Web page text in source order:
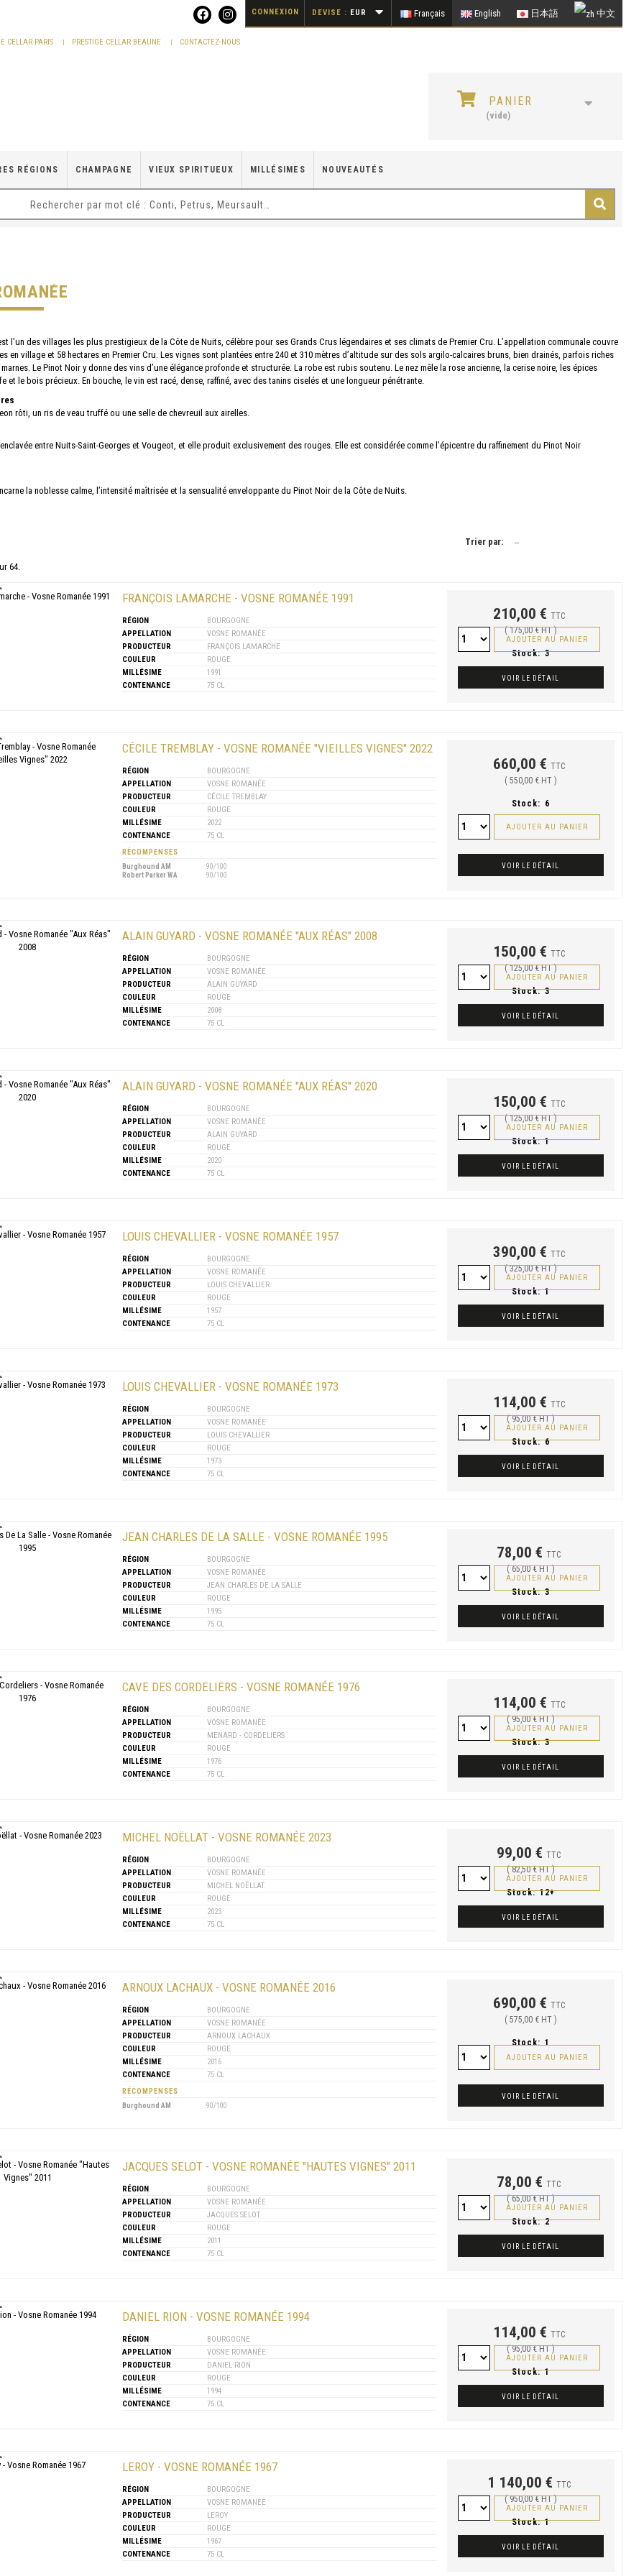
Français English 日本語 中文
DEVISE : EUR
CONNEXION
CELLAR PARIS PRESTIGE CELLAR BEAUNE CONTACTEZ-NOUS
PANIER
(vide)
RÉGIONS CHAMPAGNE VIEUX SPIRITUEUX MILLÉSIMES NOUVEAUTÉS
l’un des villages les plus prestigieux de la Côte de Nuits, célèbre pour ses Grands Crus légendaires et ses climats de Premier Cru. L’appellation communale couvre
en village et 58 hectares en Premier Cru. Les vignes sont plantées entre 240 et 310 mètres d’altitude sur des sols argilo-calcaires bruns, bien drainés, parfois riches
Le Pinot Noir y donne des vins d’une élégance profonde et structurée. La robe est rubis soutenu. Le nez mêle la rose ancienne, la cerise noire, les épices
et le bois précieux. En bouche, le vin est racé, dense, raffiné, avec des tanins ciselés et une longueur pénétrante.
rôti, un ris de veau truffé ou une selle de chevreuil aux airelles.
entre Nuits-Saint-Georges et Vougeot, et elle produit exclusivement des rouges. Elle est considérée comme l’épicentre du raffinement du Pinot Noir
la noblesse calme, l’intensité maîtrisée et la sensualité enveloppante du Pinot Noir de la Côte de Nuits.
Trier par: --
64.
FRANÇOIS LAMARCHE - VOSNE ROMANÉE 1991
RÉGION
BOURGOGNE
APPELLATION
VOSNE ROMANÉE
PRODUCTEUR
FRANÇOIS LAMARCHE
COULEUR
ROUGE
MILLÉSIME
1991
CONTENANCE
75 CL
210,00 € TTC
( 175,00 € HT )
Stock: 3
AJOUTER AU PANIER
VOIR LE DÉTAIL
CÉCILE TREMBLAY - VOSNE ROMANÉE "VIEILLES VIGNES" 2022
RÉGION
BOURGOGNE
APPELLATION
VOSNE ROMANÉE
PRODUCTEUR
CÉCILE TREMBLAY
COULEUR
ROUGE
MILLÉSIME
2022
CONTENANCE
75 CL
RÉCOMPENSES
Burghound AM
90/100
Robert Parker WA
90/100
660,00 € TTC
( 550,00 € HT )
Stock: 6
AJOUTER AU PANIER
VOIR LE DÉTAIL
ALAIN GUYARD - VOSNE ROMANÉE "AUX RÉAS" 2008
RÉGION
BOURGOGNE
APPELLATION
VOSNE ROMANÉE
PRODUCTEUR
ALAIN GUYARD
COULEUR
ROUGE
MILLÉSIME
2008
CONTENANCE
75 CL
150,00 € TTC
( 125,00 € HT )
Stock: 3
AJOUTER AU PANIER
VOIR LE DÉTAIL
ALAIN GUYARD - VOSNE ROMANÉE "AUX RÉAS" 2020
RÉGION
BOURGOGNE
APPELLATION
VOSNE ROMANÉE
PRODUCTEUR
ALAIN GUYARD
COULEUR
ROUGE
MILLÉSIME
2020
CONTENANCE
75 CL
150,00 € TTC
( 125,00 € HT )
Stock: 1
AJOUTER AU PANIER
VOIR LE DÉTAIL
LOUIS CHEVALLIER - VOSNE ROMANÉE 1957
RÉGION
BOURGOGNE
APPELLATION
VOSNE ROMANÉE
PRODUCTEUR
LOUIS CHEVALLIER
COULEUR
ROUGE
MILLÉSIME
1957
CONTENANCE
75 CL
390,00 € TTC
( 325,00 € HT )
Stock: 1
AJOUTER AU PANIER
VOIR LE DÉTAIL
LOUIS CHEVALLIER - VOSNE ROMANÉE 1973
RÉGION
BOURGOGNE
APPELLATION
VOSNE ROMANÉE
PRODUCTEUR
LOUIS CHEVALLIER
COULEUR
ROUGE
MILLÉSIME
1973
CONTENANCE
75 CL
114,00 € TTC
( 95,00 € HT )
Stock: 6
AJOUTER AU PANIER
VOIR LE DÉTAIL
JEAN CHARLES DE LA SALLE - VOSNE ROMANÉE 1995
RÉGION
BOURGOGNE
APPELLATION
VOSNE ROMANÉE
PRODUCTEUR
JEAN CHARLES DE LA SALLE
COULEUR
ROUGE
MILLÉSIME
1995
CONTENANCE
75 CL
78,00 € TTC
( 65,00 € HT )
Stock: 3
AJOUTER AU PANIER
VOIR LE DÉTAIL
CAVE DES CORDELIERS - VOSNE ROMANÉE 1976
RÉGION
BOURGOGNE
APPELLATION
VOSNE ROMANÉE
PRODUCTEUR
MENARD - CORDELIERS
COULEUR
ROUGE
MILLÉSIME
1976
CONTENANCE
75 CL
114,00 € TTC
( 95,00 € HT )
Stock: 3
AJOUTER AU PANIER
VOIR LE DÉTAIL
MICHEL NOËLLAT - VOSNE ROMANÉE 2023
RÉGION
BOURGOGNE
APPELLATION
VOSNE ROMANÉE
PRODUCTEUR
MICHEL NOËLLAT
COULEUR
ROUGE
MILLÉSIME
2023
CONTENANCE
75 CL
99,00 € TTC
( 82,50 € HT )
Stock: 12+
AJOUTER AU PANIER
VOIR LE DÉTAIL
ARNOUX LACHAUX - VOSNE ROMANÉE 2016
RÉGION
BOURGOGNE
APPELLATION
VOSNE ROMANÉE
PRODUCTEUR
ARNOUX LACHAUX
COULEUR
ROUGE
MILLÉSIME
2016
CONTENANCE
75 CL
RÉCOMPENSES
Burghound AM
90/100
690,00 € TTC
( 575,00 € HT )
Stock: 1
AJOUTER AU PANIER
VOIR LE DÉTAIL
JACQUES SELOT - VOSNE ROMANÉE "HAUTES VIGNES" 2011
RÉGION
BOURGOGNE
APPELLATION
VOSNE ROMANÉE
PRODUCTEUR
JACQUES SELOT
COULEUR
ROUGE
MILLÉSIME
2011
CONTENANCE
75 CL
78,00 € TTC
( 65,00 € HT )
Stock: 2
AJOUTER AU PANIER
VOIR LE DÉTAIL
DANIEL RION - VOSNE ROMANÉE 1994
RÉGION
BOURGOGNE
APPELLATION
VOSNE ROMANÉE
PRODUCTEUR
DANIEL RION
COULEUR
ROUGE
MILLÉSIME
1994
CONTENANCE
75 CL
114,00 € TTC
( 95,00 € HT )
Stock: 1
AJOUTER AU PANIER
VOIR LE DÉTAIL
LEROY - VOSNE ROMANÉE 1967
RÉGION
BOURGOGNE
APPELLATION
VOSNE ROMANÉE
PRODUCTEUR
LEROY
COULEUR
ROUGE
MILLÉSIME
1967
CONTENANCE
75 CL
1 140,00 € TTC
( 950,00 € HT )
Stock: 1
AJOUTER AU PANIER
VOIR LE DÉTAIL